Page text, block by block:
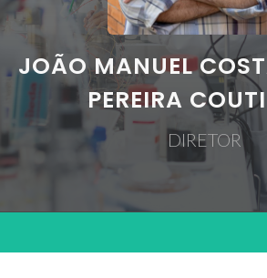
JOÃO MANUEL
PEREIRA
DIRETOR